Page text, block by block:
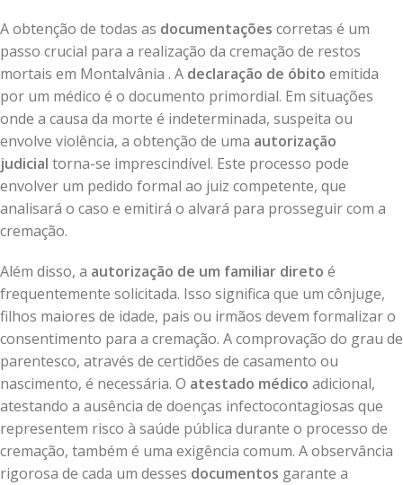
A obtenção de todas as documentações corretas é um
passo crucial para a realização da cremação de restos
mortais em Montalvânia . A declaração de óbito emitida
por um médico é o documento primordial. Em situações
onde a causa da morte é indeterminada, suspeita ou
envolve violência, a obtenção de uma autorização
judicial torna-se imprescindível. Este processo pode
envolver um pedido formal ao juiz competente, que
analisará o caso e emitirá o alvará para prosseguir com a
cremação.
Além disso, a autorização de um familiar direto é
frequentemente solicitada. Isso significa que um cônjuge,
filhos maiores de idade, pais ou irmãos devem formalizar o
consentimento para a cremação. A comprovação do grau de
parentesco, através de certidões de casamento ou
nascimento, é necessária. O atestado médico adicional,
atestando a ausência de doenças infectocontagiosas que
representem risco à saúde pública durante o processo de
cremação, também é uma exigência comum. A observância
rigorosa de cada um desses documentos garante a